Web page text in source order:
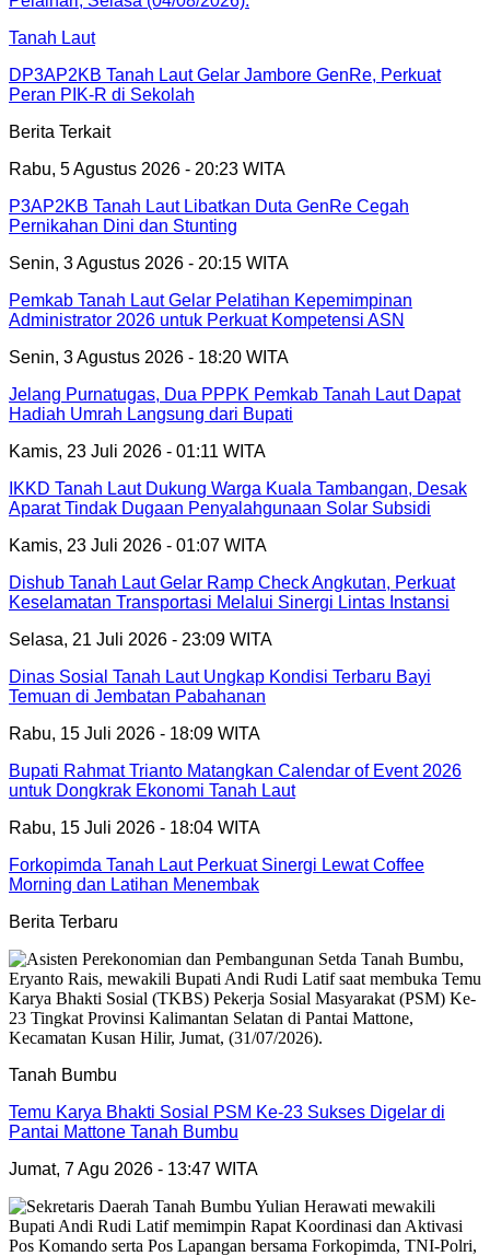
Tanah Laut
DP3AP2KB Tanah Laut Gelar Jambore GenRe, Perkuat
Peran PIK-R di Sekolah
Berita Terkait
Rabu, 5 Agustus 2026 - 20:23 WITA
P3AP2KB Tanah Laut Libatkan Duta GenRe Cegah
Pernikahan Dini dan Stunting
Senin, 3 Agustus 2026 - 20:15 WITA
Pemkab Tanah Laut Gelar Pelatihan Kepemimpinan
Administrator 2026 untuk Perkuat Kompetensi ASN
Senin, 3 Agustus 2026 - 18:20 WITA
Jelang Purnatugas, Dua PPPK Pemkab Tanah Laut Dapat
Hadiah Umrah Langsung dari Bupati
Kamis, 23 Juli 2026 - 01:11 WITA
IKKD Tanah Laut Dukung Warga Kuala Tambangan, Desak
Aparat Tindak Dugaan Penyalahgunaan Solar Subsidi
Kamis, 23 Juli 2026 - 01:07 WITA
Dishub Tanah Laut Gelar Ramp Check Angkutan, Perkuat
Keselamatan Transportasi Melalui Sinergi Lintas Instansi
Selasa, 21 Juli 2026 - 23:09 WITA
Dinas Sosial Tanah Laut Ungkap Kondisi Terbaru Bayi
Temuan di Jembatan Pabahanan
Rabu, 15 Juli 2026 - 18:09 WITA
Bupati Rahmat Trianto Matangkan Calendar of Event 2026
untuk Dongkrak Ekonomi Tanah Laut
Rabu, 15 Juli 2026 - 18:04 WITA
Forkopimda Tanah Laut Perkuat Sinergi Lewat Coffee
Morning dan Latihan Menembak
Berita Terbaru
Tanah Bumbu
Temu Karya Bhakti Sosial PSM Ke-23 Sukses Digelar di
Pantai Mattone Tanah Bumbu
Jumat, 7 Agu 2026 - 13:47 WITA